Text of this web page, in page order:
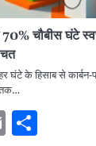
चौबीस घंटे
घंटे के हिसाब से
तक…
Email